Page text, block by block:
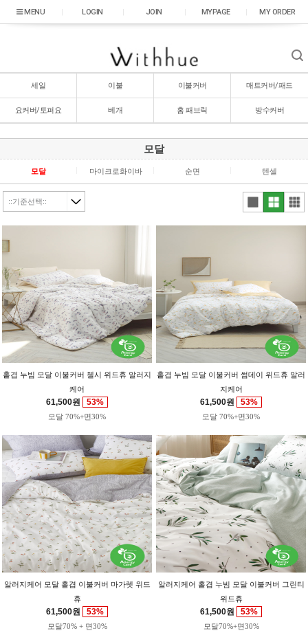
LOGIN JOIN MYPAGE MY ORDER
세일 이불 이불커버 매트커버/패드
요커버/토퍼요 베개 홈 패브릭 방수커버
모달
모달 마이크로화이바 순면 텐셀
홑겹 누빔 모달 이불커버 첼시 위드휴 알러지
케어
61,500원 53%
모달 70%+면30%
홑겹 누빔 모달 이불커버 썸데이 위드휴 알러
지케어
61,500원 53%
모달 70%+면30%
알러지케어 모달 홑겹 이불커버 마가렛 위드
휴
61,500원 53%
모달70% + 면30%
알러지케어 홑겹 누빔 모달 이불커버 그린티
위드휴
61,500원 53%
모달70%+면30%